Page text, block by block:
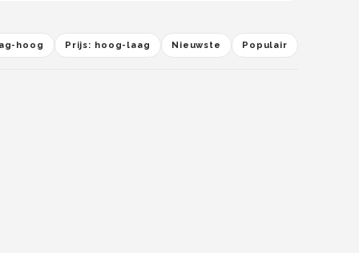
hoog Prijs: hoog-laag Nieuwste Populair